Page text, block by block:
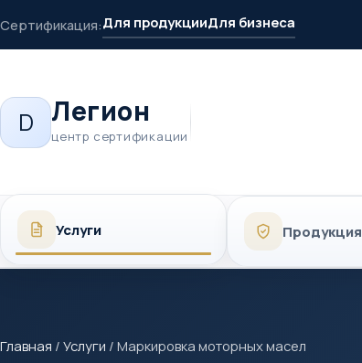
Сертификация:Для продукцииДля бизнеса
D Легион
центр сертификации
Услуги Продукция
Главная / Услуги / Маркировка моторных масел